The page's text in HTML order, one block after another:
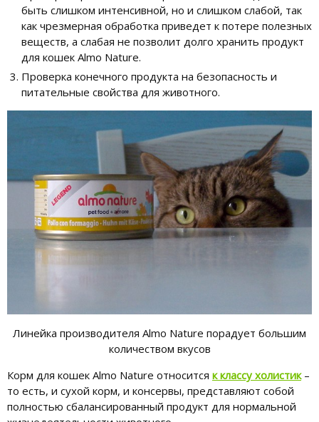
быть слишком интенсивной, но и слишком слабой, так
как чрезмерная обработка приведет к потере полезных
веществ, а слабая не позволит долго хранить продукт
для кошек Almo Nature.
Проверка конечного продукта на безопасность и
питательные свойства для животного.
Линейка производителя Almo Nature порадует большим
количеством вкусов
Корм для кошек Almo Nature относится к классу холистик –
то есть, и сухой корм, и консервы, представляют собой
полностью сбалансированный продукт для нормальной